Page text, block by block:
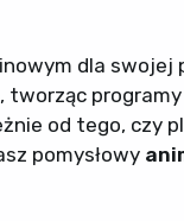
dla
, tworząc
od tego, czy
pomysłowy